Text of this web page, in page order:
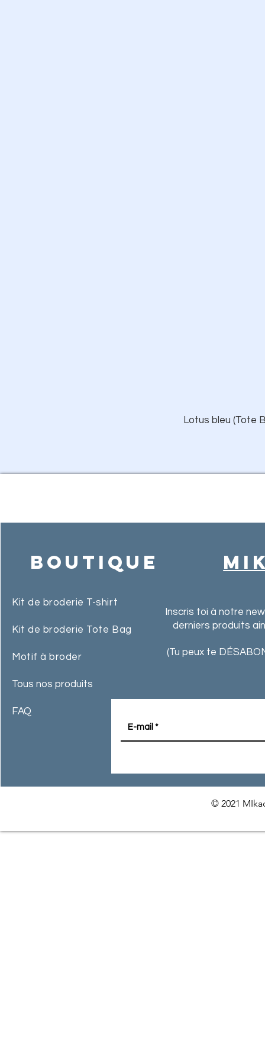
Lotus bleu (Tote
Boutique
Kit de broderie T-shirt
Kit de broderie Tote Bag
Motif à broder
Tous nos produits
FAQ
Inscris toi à notre
derniers produits
(Tu peux te
© 2021